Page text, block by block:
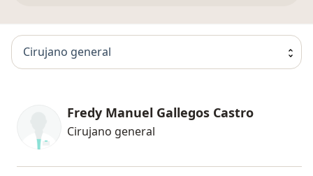
Cirujano general
Fredy Manuel Gallegos Castro
Cirujano general